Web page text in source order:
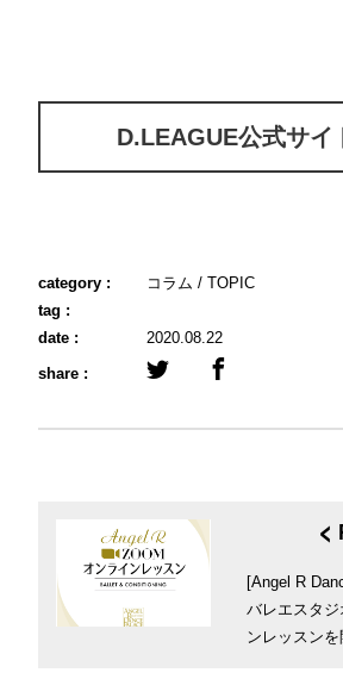
D.LEAGUE公式サイ
category : コラム
TOPIC
tag :
date :
2020.08.22
share :
<
[Angel R
バレエスタ
ンレッスンを